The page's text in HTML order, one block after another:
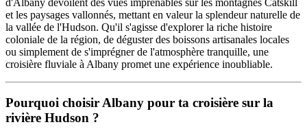
et les paysages vallonnés, mettant en valeur la splendeur naturelle de
la vallée de l'Hudson. Qu'il s'agisse d'explorer la riche histoire
coloniale de la région, de déguster des boissons artisanales locales
ou simplement de s'imprégner de l'atmosphère tranquille, une
croisière fluviale à Albany promet une expérience inoubliable.
Pourquoi choisir Albany pour ta croisière sur la
rivière Hudson ?